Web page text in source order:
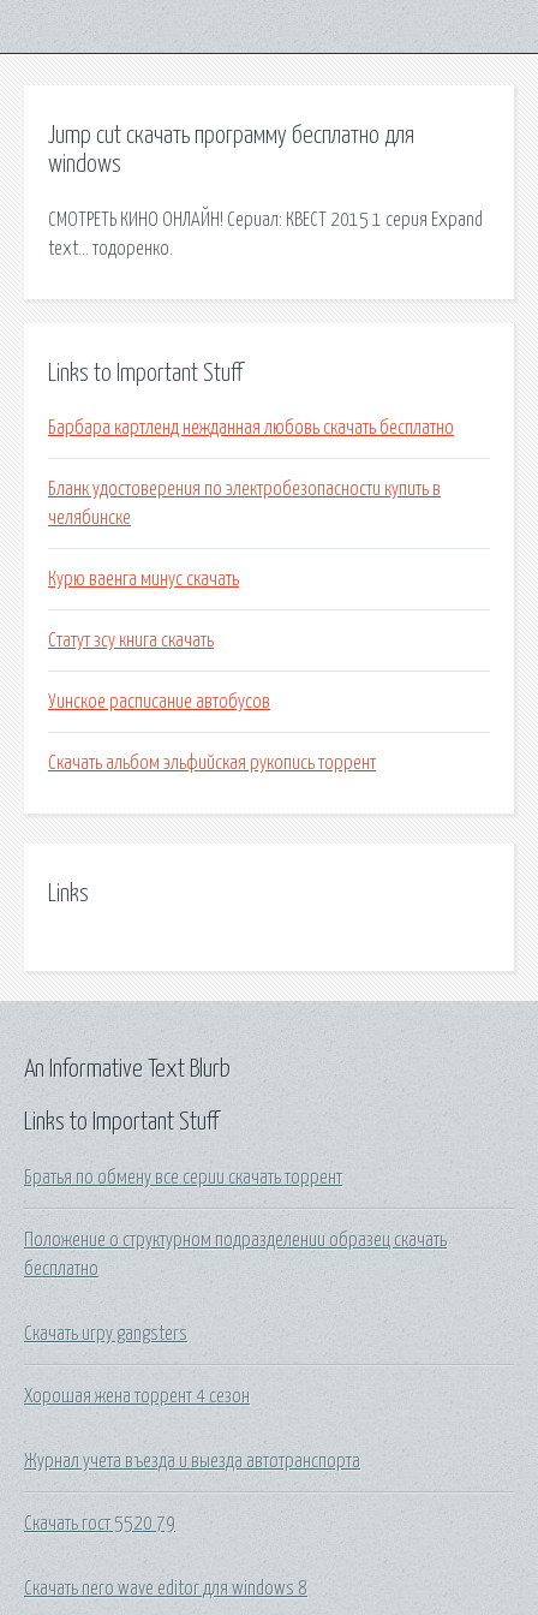
Jump cut скачать программу бесплатно для
windows
СМОТРЕТЬ КИНО ОНЛАЙН! Сериал: КВЕСТ 2015 1 серия Expand
text… тодоренко.
Links to Important Stuff
Барбара картленд нежданная любовь скачать бесплатно
Бланк удостоверения по электробезопасности купить в
челябинске
Курю ваенга минус скачать
Статут зсу книга скачать
Уинское расписание автобусов
Скачать альбом эльфийская рукопись торрент
Links
Links to Important Stuff
Братья по обмену все серии скачать торрент
Положение о структурном подразделении образец скачать
бесплатно
Скачать игру gangsters
Хорошая жена торрент 4 сезон
Журнал учета въезда и выезда автотранспорта
Скачать гост 5520 79
Скачать nero wave editor для windows 8
An Informative Text Blurb